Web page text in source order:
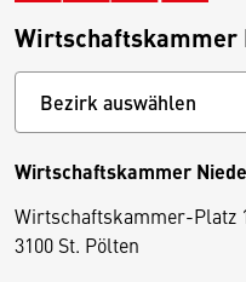
Wirtschaftskammer
Wirtschaftskammer
Wirtschaftskammer-Platz
3100 St. Pölten
D